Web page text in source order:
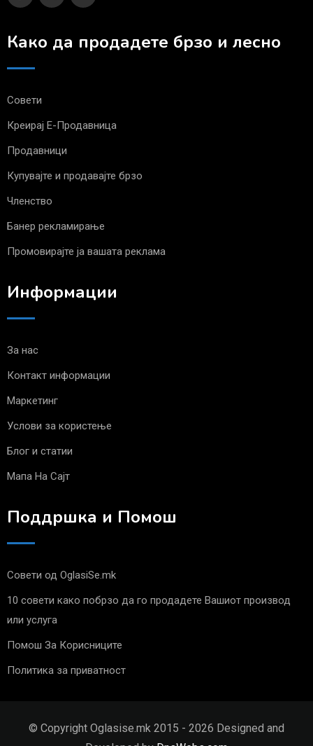
Како да продадете брзо и лесно
Совети
Креирај Е-Продавница
Продавници
Купувајте и продавајте брзо
Членство
Банер рекламирање
Промовирајте ја вашата реклама
Информации
За нас
Контакт информации
Маркетинг
Услови за користење
Блог и статии
Мапа На Сајт
Поддршка и Помош
Совети од OglasiSe.mk
10 совети како побрзо да го продадете Вашиот производ
или услуга
Помош За Корисниците
Политика за приватност
© Copyright Oglasise.mk 2015 - 2026 Designed and